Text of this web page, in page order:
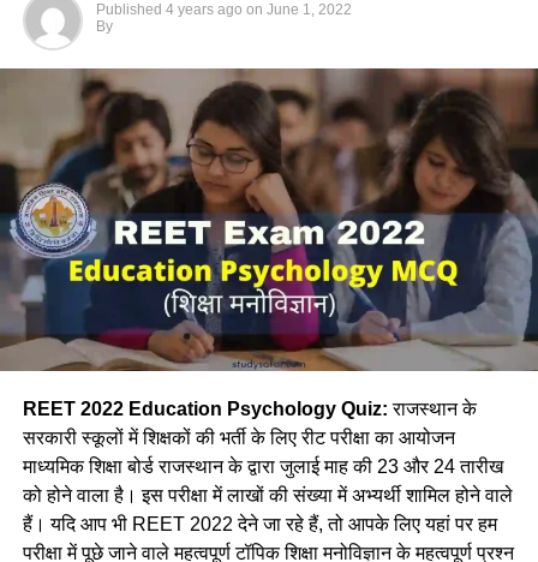
Published 4 years ago on June 1, 2022
By
REET 2022 Education Psychology Quiz: राजस्थान के
सरकारी स्कूलों में शिक्षकों की भर्ती के लिए रीट परीक्षा का आयोजन
माध्यमिक शिक्षा बोर्ड राजस्थान के द्वारा जुलाई माह की 23 और 24 तारीख
को होने वाला है। इस परीक्षा में लाखों की संख्या में अभ्यर्थी शामिल होने वाले
हैं। यदि आप भी REET 2022 देने जा रहे हैं, तो आपके लिए यहां पर हम
परीक्षा में पूछे जाने वाले महत्वपूर्ण टॉपिक शिक्षा मनोविज्ञान के महत्वपूर्ण प्रश्न